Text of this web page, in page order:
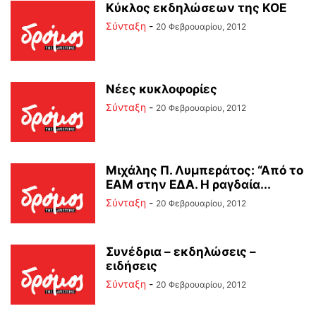
Κύκλος εκδηλώσεων της ΚΟΕ
Σύνταξη - 20 Φεβρουαρίου, 2012
Νέες κυκλοφορίες
Σύνταξη - 20 Φεβρουαρίου, 2012
Mιχάλης Π. Λυμπεράτος: “Από το
ΕΑΜ στην ΕΔΑ. Η ραγδαία...
Σύνταξη - 20 Φεβρουαρίου, 2012
Συνέδρια – εκδηλώσεις –
ειδήσεις
Σύνταξη - 20 Φεβρουαρίου, 2012